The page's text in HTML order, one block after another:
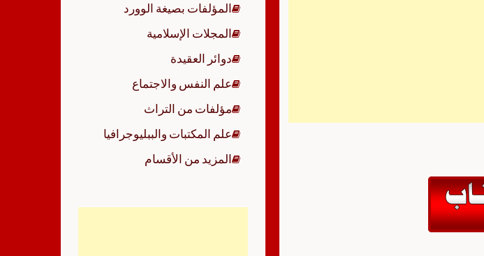
المؤلفات بصيغة الوورد
المجلات الإسلامية
دوائر العقيدة
علم النفس والاجتماع
مؤلفات من التراث
علم المكتبات والببليوجرافيا
المزيد من الأقسام